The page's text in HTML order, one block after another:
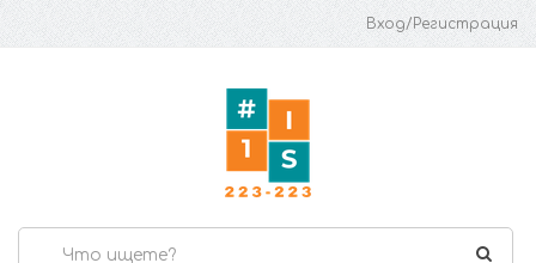
Вход/Регистрация